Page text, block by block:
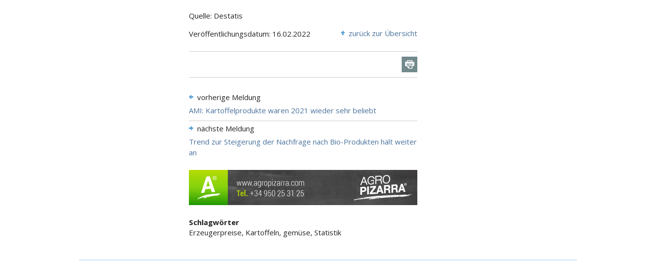
Quelle: Destatis
Veröffentlichungsdatum: 16.02.2022
zurück zur Übersicht
vorherige Meldung
AMI: Kartoffelprodukte waren 2021 wieder sehr beliebt
nächste Meldung
Trend zur Steigerung der Nachfrage nach Bio-Produkten hält weiter
an
Schlagwörter
Erzeugerpreise, Kartoffeln, gemüse, Statistik